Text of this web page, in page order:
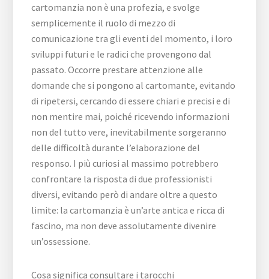
cartomanzia non è una profezia, e svolge
semplicemente il ruolo di mezzo di
comunicazione tra gli eventi del momento, i loro
sviluppi futuri e le radici che provengono dal
passato. Occorre prestare attenzione alle
domande che si pongono al cartomante, evitando
di ripetersi, cercando di essere chiari e precisi e di
non mentire mai, poiché ricevendo informazioni
non del tutto vere, inevitabilmente sorgeranno
delle difficoltà durante l’elaborazione del
responso. I più curiosi al massimo potrebbero
confrontare la risposta di due professionisti
diversi, evitando però di andare oltre a questo
limite: la cartomanzia è un’arte antica e ricca di
fascino, ma non deve assolutamente divenire
un’ossessione.
Cosa significa consultare i tarocchi